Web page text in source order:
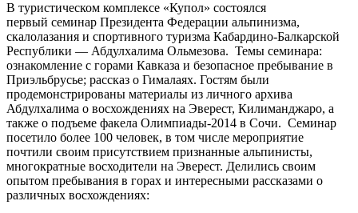
В туристическом комплексе «Купол» состоялся
первый семинар Президента Федерации альпинизма,
скалолазания и спортивного туризма Кабардино-Балкарской
Республики — Абдулхалима Ольмезова. Темы семинара:
ознакомление с горами Кавказа и безопасное пребывание в
Приэльбрусье; рассказ о Гималаях. Гостям были
продемонстрированы материалы из личного архива
Абдулхалима о восхождениях на Эверест, Килиманджаро, а
также о подъеме факела Олимпиады-2014 в Сочи. Семинар
посетило более 100 человек, в том числе мероприятие
почтили своим присутствием признанные альпинисты,
многократные восходители на Эверест. Делились своим
опытом пребывания в горах и интересными рассказами о
различных восхождениях: